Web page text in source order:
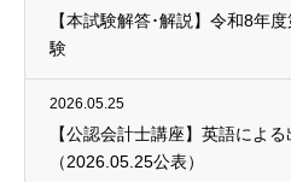
【本試験解答･解説】令和8年
験
2026.05.25
【公認会計士講座】英語によ
（2026.05.25公表）